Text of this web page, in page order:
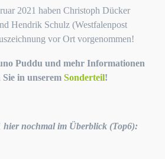
2021 haben Christoph Dücker
Hendrik Schulz (Westfalenpost
vor Ort vorgenommen!
Puddu und mehr Informationen
Sie in unseremSonderteil!
hier nochmal im Überblick (Top6):